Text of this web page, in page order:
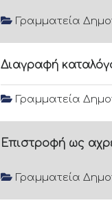
Γραμματεία
Διαγραφή
Γραμματεία
Επιστροφή ως
Γραμματεία